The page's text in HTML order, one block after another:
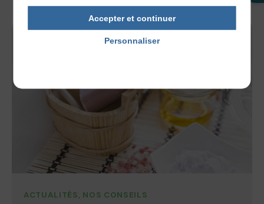
ACTUALITÉS, NOS CONSEILS
Accepter et continuer
Personnaliser